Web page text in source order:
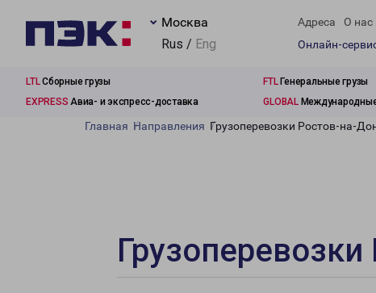
Москва
Rus / Eng
Адреса О нас
Онлайн-
LTLСборные грузы FTLГенеральные грузы
EXPRESS Авиа- и экспресс-доставка GLOBALМеждународные
Главная Направления Грузоперевозки Ростов-на-